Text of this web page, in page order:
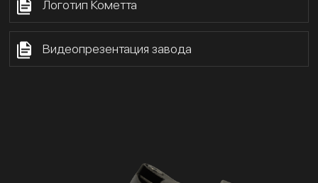
Логотип Кометта
Видеопрезентация завода